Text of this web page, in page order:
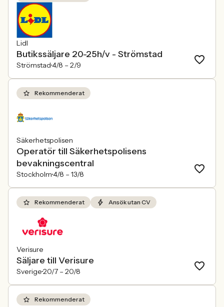
Lidl
Butikssäljare 20-25h/v - Strömstad
Strömstad4/8 – 2/9
Rekommenderat
Säkerhetspolisen
Operatör till Säkerhetspolisens
bevakningscentral
Stockholm4/8 – 13/8
Rekommenderat Ansök utan CV
Verisure
Säljare till Verisure
Sverige20/7 – 20/8
Rekommenderat